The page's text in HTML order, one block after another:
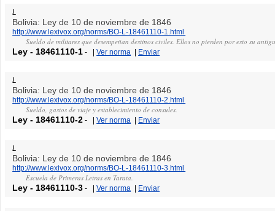
L
Bolivia: Ley de 10 de noviembre de 1846
http://www.lexivox.org/norms/BO-L-18461110-1.html
Sueldo de militares que desempeñan destinos civiles. Ellos no pierden por esto su
Ley - 18461110-1 - |Ver norma | Enviar
L
Bolivia: Ley de 10 de noviembre de 1846
http://www.lexivox.org/norms/BO-L-18461110-2.html
Sueldo, gastos de viaje y establecimiento de consules.
Ley - 18461110-2 - |Ver norma | Enviar
L
Bolivia: Ley de 10 de noviembre de 1846
http://www.lexivox.org/norms/BO-L-18461110-3.html
Escuela de Primeras Letras en Tarata.
Ley - 18461110-3 - |Ver norma | Enviar